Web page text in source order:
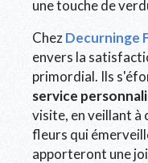
une touche de
ChezDecurninge
envers la
primordial. Ils
service
visite, en veillant à
fleurs qui
apporteront une